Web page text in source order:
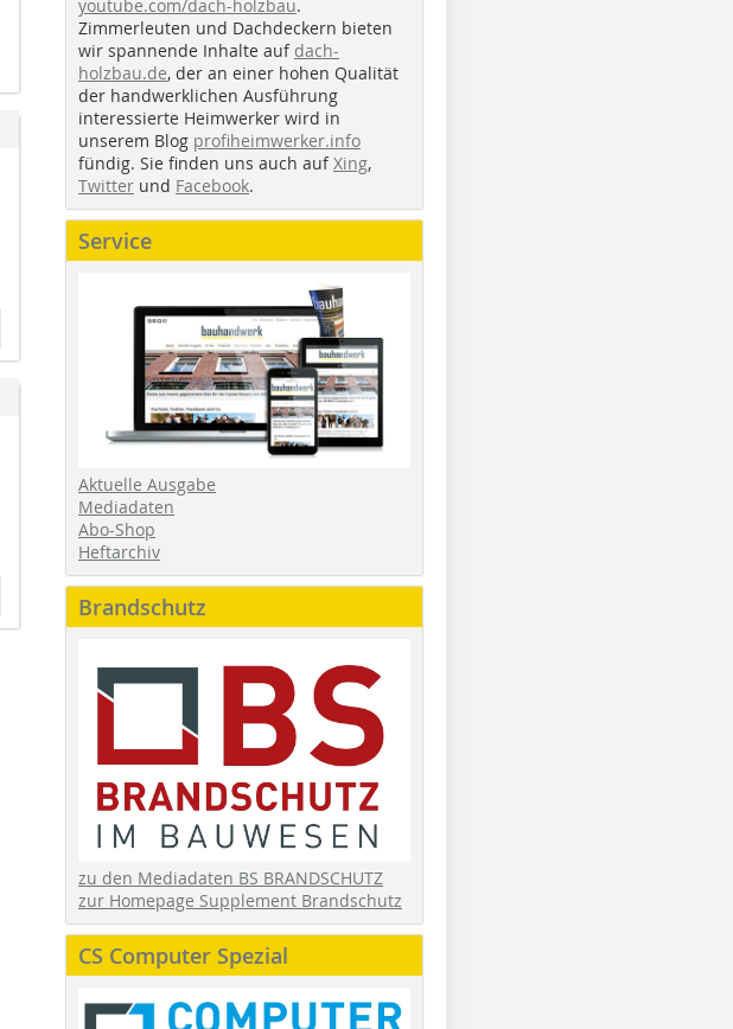
youtube.com/dach-holzbau.
Zimmerleuten und Dachdeckern bieten
wir spannende Inhalte auf dach-
holzbau.de, der an einer hohen Qualität
der handwerklichen Ausführung
interessierte Heimwerker wird in
unserem Blog profiheimwerker.info
fündig. Sie finden uns auch aufXing,
Twitter und Facebook.
Service
Aktuelle Ausgabe
Mediadaten
Abo-Shop
Heftarchiv
Brandschutz
zu den Mediadaten BS BRANDSCHUTZ
zur Homepage Supplement Brandschutz
CS Computer Spezial